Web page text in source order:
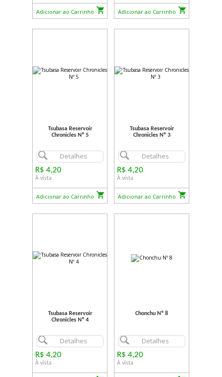
Adicionar ao Carrinho Adicionar ao Carrinho
Tsubasa Reservoir
Chronicles Nº 5
Detalhes
R$ 4,20
À vista
Adicionar ao Carrinho
Tsubasa Reservoir
Chronicles Nº 3
Detalhes
R$ 4,20
À vista
Adicionar ao Carrinho
Tsubasa Reservoir
Chronicles Nº 4
Detalhes
R$ 4,20
À vista
Chonchu Nº 8
Detalhes
R$ 4,20
À vista